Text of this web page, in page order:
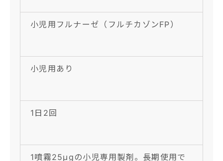
小児用フルナーゼ（フルチカゾンFP）
小児用あり
1日2回
1噴霧25μgの小児専用製剤。長期使用で